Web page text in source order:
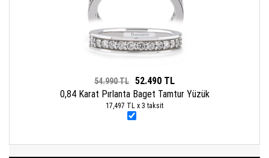
54.990 TL
52.490 TL
0,84 Karat Pırlanta Baget Tamtur Yüzük
17,497 TL x 3 taksit